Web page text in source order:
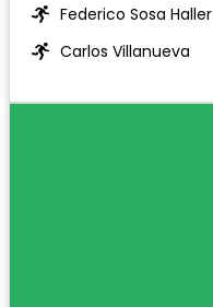
Federico Sosa Haller
Carlos Villanueva